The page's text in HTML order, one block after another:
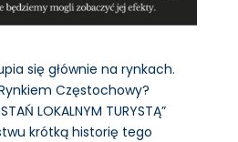
się głównie na rynkach.
Częstochowy?
LOKALNYM TURYSTĄ”
krótką historię tego